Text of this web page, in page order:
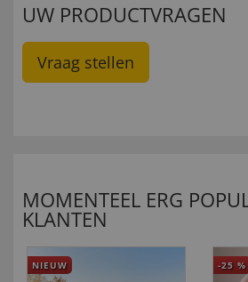
UW PRODUCTVRAGEN
Vraag stellen
MOMENTEEL ERG
KLANTEN
NIEUW -25 %